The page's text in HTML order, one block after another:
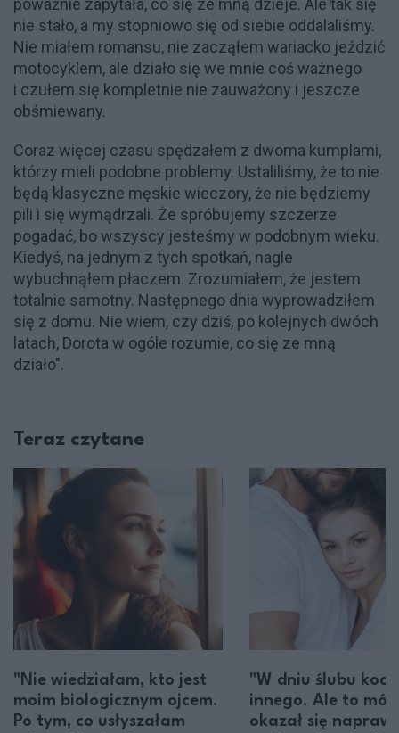
poważnie zapytała, co się ze mną dzieje. Ale tak się
nie stało, a my stopniowo się od siebie oddalaliśmy.
Nie miałem romansu, nie zacząłem wariacko jeździć
motocyklem, ale działo się we mnie coś ważnego
i czułem się kompletnie nie zauważony i jeszcze
obśmiewany.
Coraz więcej czasu spędzałem z dwoma kumplami,
którzy mieli podobne problemy. Ustaliliśmy, że to nie
będą klasyczne męskie wieczory, że nie będziemy
pili i się wymądrzali. Że spróbujemy szczerze
pogadać, bo wszyscy jesteśmy w podobnym wieku.
Kiedyś, na jednym z tych spotkań, nagle
wybuchnąłem płaczem. Zrozumiałem, że jestem
totalnie samotny. Następnego dnia wyprowadziłem
się z domu. Nie wiem, czy dziś, po kolejnych dwóch
latach, Dorota w ogóle rozumie, co się ze mną
działo".
Teraz czytane
"Nie wiedziałam, kto jest
moim biologicznym ojcem.
Po tym, co usłyszałam
"W dniu ślubu
innego. Ale to mój
okazał się